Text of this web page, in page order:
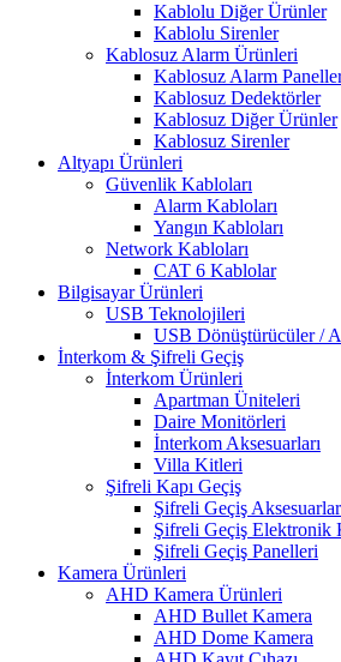
Kablolu Diğer Ürünler
Kablolu Sirenler
Kablosuz Alarm Ürünleri
Kablosuz Alarm
Kablosuz Dedektörler
Kablosuz Diğer Ürünler
Kablosuz Sirenler
Altyapı Ürünleri
Güvenlik Kabloları
Alarm Kabloları
Yangın Kabloları
Network Kabloları
CAT 6 Kablolar
Bilgisayar Ürünleri
USB Teknolojileri
USB Dönüştürücüler /
İnterkom & Şifreli Geçiş
İnterkom Ürünleri
Apartman Üniteleri
Daire Monitörleri
İnterkom Aksesuarları
Villa Kitleri
Şifreli Kapı Geçiş
Şifreli Geçiş
Şifreli Geçiş Elektronik
Şifreli Geçiş Panelleri
Kamera Ürünleri
AHD Kamera Ürünleri
AHD Bullet Kamera
AHD Dome Kamera